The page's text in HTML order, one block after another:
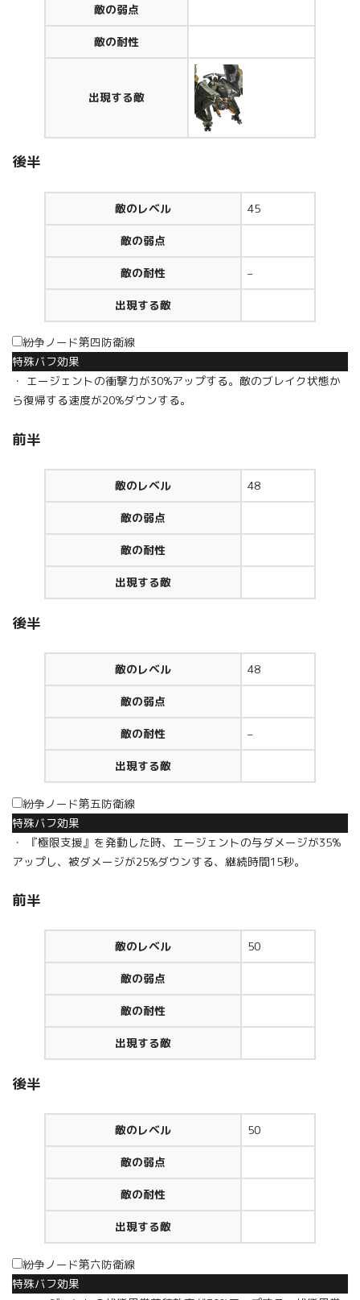
敵の弱点
敵の耐性
出現する敵
後半
敵のレベル 45
敵の弱点
敵の耐性 –
出現する敵
紛争ノード第四防衛線
特殊バフ効果
・ エージェントの衝撃力が30%アップする。敵のブレイク状態か
ら復帰する速度が20%ダウンする。
前半
敵のレベル 48
敵の弱点
敵の耐性
出現する敵
後半
敵のレベル 48
敵の弱点
敵の耐性 –
出現する敵
紛争ノード第五防衛線
特殊バフ効果
・ 『極限支援』を発動した時、エージェントの与ダメージが35%
アップし、被ダメージが25%ダウンする、継続時間15秒。
前半
敵のレベル 50
敵の弱点
敵の耐性
出現する敵
後半
敵のレベル 50
敵の弱点
敵の耐性
出現する敵
紛争ノード第六防衛線
特殊バフ効果